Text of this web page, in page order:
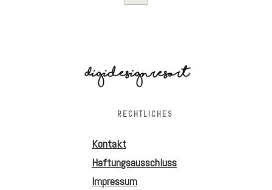
RECHTLICHES
Kontakt
Haftungsausschluss
Impressum